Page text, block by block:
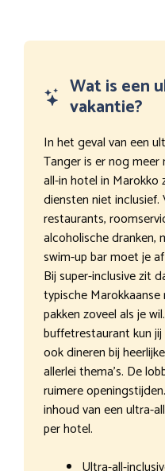
Wat is een
vakantie?
In het geval van een
Tanger is er nog
all-in hotel in Marokko
diensten niet
restaurants,
alcoholische dranken,
swim-up bar moet je
Bij super-inclusive zit
typische
pakken zoveel als je
buffetrestaurant kun
ook dineren bij
allerlei thema’s. De
ruimere
inhoud van een ultra-
per hotel.